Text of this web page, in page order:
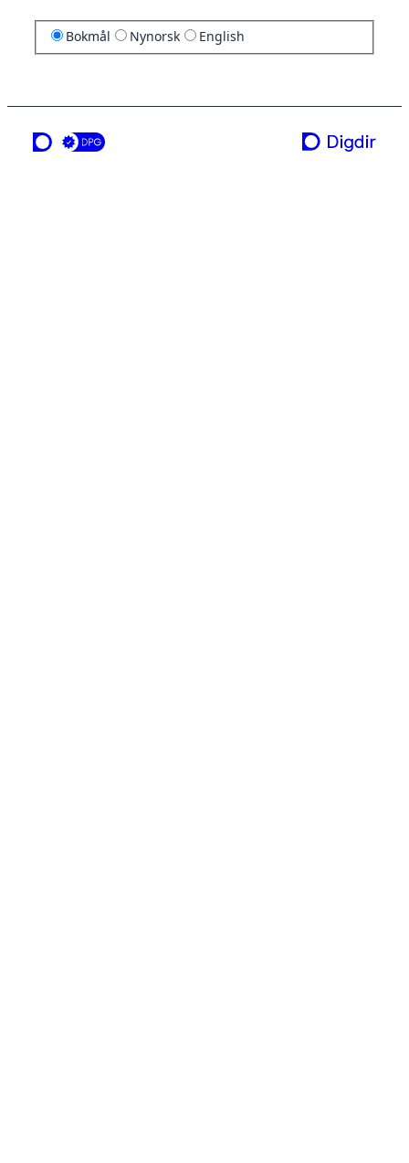
Bokmål Nynorsk English